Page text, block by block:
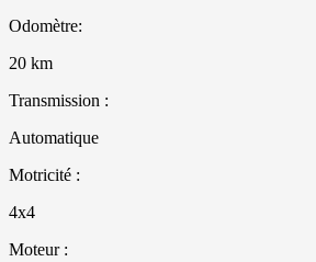
Odomètre:
20 km
Transmission :
Automatique
Motricité :
4x4
Moteur :